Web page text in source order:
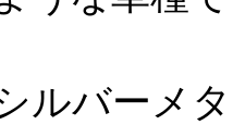
ルバーメ